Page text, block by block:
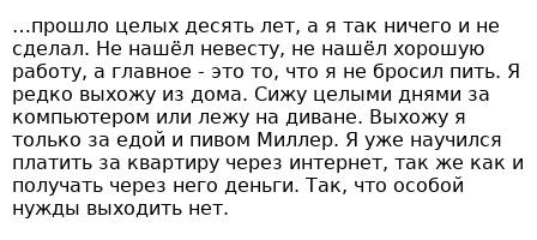
…прошло целых десять лет, а я так ничего и не
сделал. Не нашёл невесту, не нашёл хорошую
работу, а главное - это то, что я не бросил пить. Я
редко выхожу из дома. Сижу целыми днями за
компьютером или лежу на диване. Выхожу я
только за едой и пивом Миллер. Я уже научился
платить за квартиру через интернет, так же как и
получать через него деньги. Так, что особой
нужды выходить нет.